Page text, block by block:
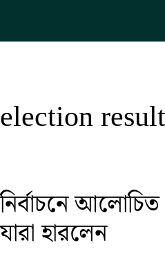
content
election
নির্বাচনে
যারা হারলেন